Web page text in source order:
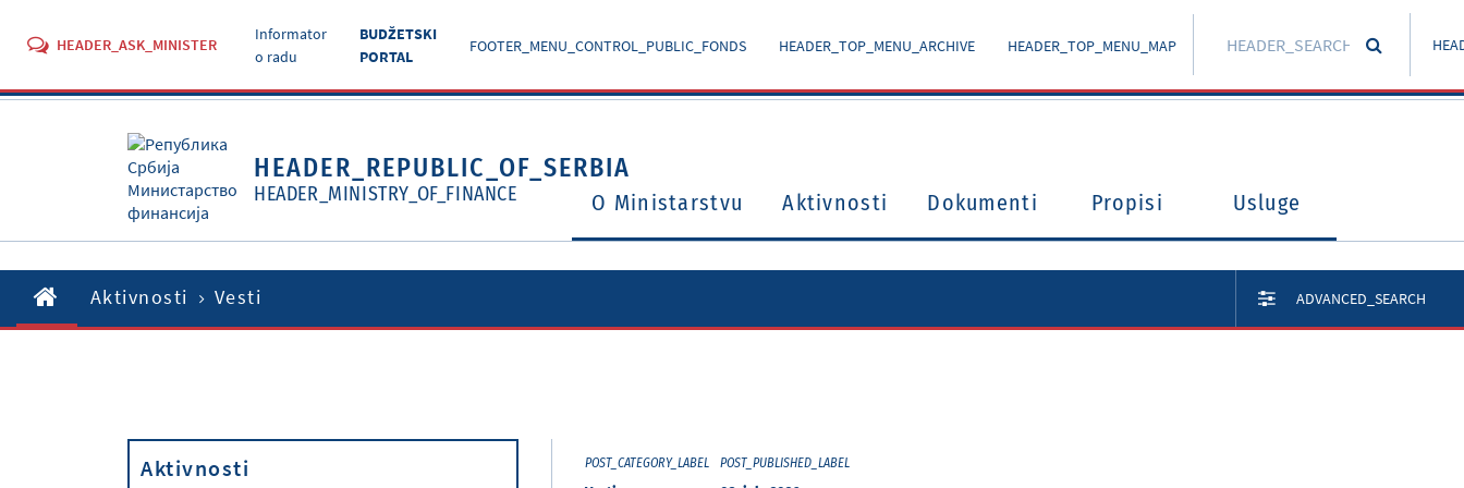
HEADER_ASK_MINISTER
Informator
o radu
BUDŽETSKI
PORTAL
FOOTER_MENU_CONTROL_PUBLIC_FONDS HEADER_TOP_MENU_ARCHIVE HEADER_TOP_MENU_MAP
HEADER_REPUBLIC_OF_SERBIA
HEADER_MINISTRY_OF_FINANCE O Ministarstvu Aktivnosti Dokumenti Propisi Usluge
Aktivnosti Vesti ADVANCED_SEARCH
Aktivnosti POST_CATEGORY_LABEL POST_PUBLISHED_LABEL